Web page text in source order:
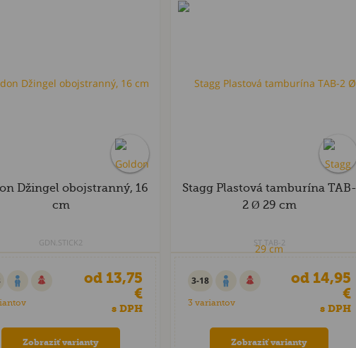
Džingel obojstranný, 16
cm
GDN.STICK2
od 13,75
€
s DPH
Zobraziť varianty
Stagg Plastová tamburína TAB-
2 Ø 29 cm
ST.TAB-2
3-18
3 variantov
od 14,95
€
s DPH
Zobraziť varianty